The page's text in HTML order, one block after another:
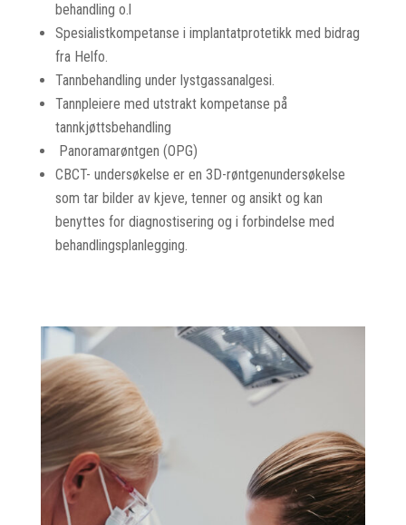
behandling o.l
Spesialistkompetanse i implantatprotetikk med bidrag
fra Helfo.
Tannbehandling under lystgassanalgesi.
Tannpleiere med utstrakt kompetanse på
tannkjøttsbehandling
Panoramarøntgen (OPG)
CBCT- undersøkelse er en 3D-røntgenundersøkelse
som tar bilder av kjeve, tenner og ansikt og kan
benyttes for diagnostisering og i forbindelse med
behandlingsplanlegging.